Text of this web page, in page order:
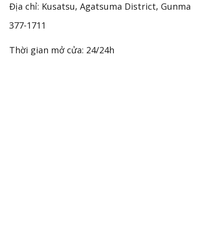
Địa chỉ: Kusatsu, Agatsuma District, Gunma
377-1711
Thời gian mở cửa: 24/24h